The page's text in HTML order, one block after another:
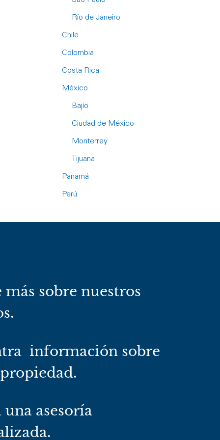
Río de Janeiro
Chile
Colombia
Costa Rica
México
Bajío
Ciudad de México
Monterrey
Tijuana
Panamá
Perú
más sobre nuestros
información sobre
asesoría